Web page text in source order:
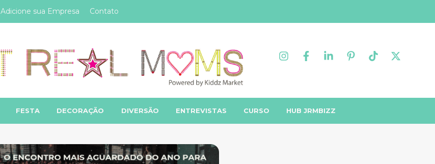
Adicione sua Empresa Contato
FESTA DECORAÇÃO DIVERSÃO ENTREVISTAS CURSO HUB JRMBIZZ